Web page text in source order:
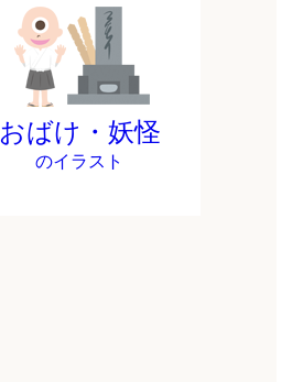
おばけ・妖怪
のイラスト